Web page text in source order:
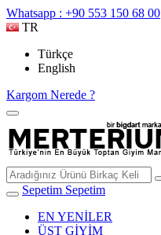
Whatsapp : +90 553 150 68 00
TR
Türkçe
English
Kargom Nerede ?
Sepetim Sepetim
EN YENİLER
ÜST GİYİM